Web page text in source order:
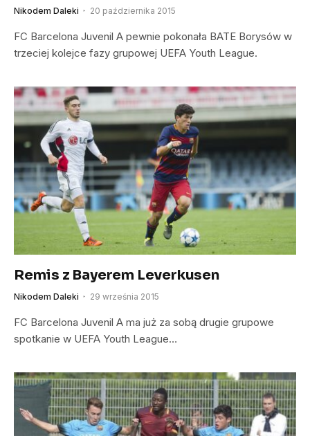
Nikodem Daleki 20 października 2015
FC Barcelona Juvenil A pewnie pokonała BATE Borysów w
trzeciej kolejce fazy grupowej UEFA Youth League.
Remis z Bayerem Leverkusen
Nikodem Daleki 29 września 2015
FC Barcelona Juvenil A ma już za sobą drugie grupowe
spotkanie w UEFA Youth League…